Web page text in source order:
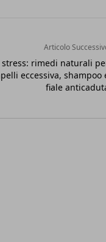
Articolo
stress: rimedi naturali
eccessiva, shampoo
fiale